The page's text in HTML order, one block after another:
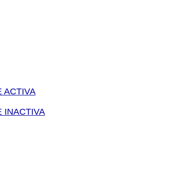
ACTIVA
INACTIVA